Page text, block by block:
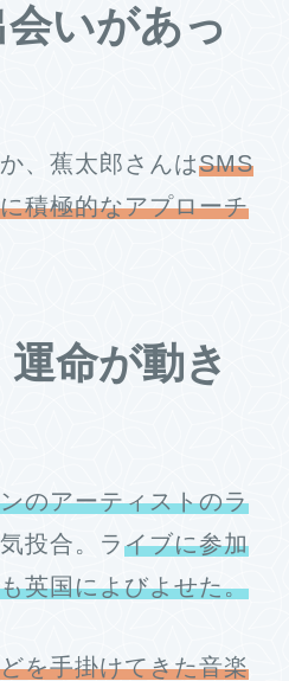
いがあっ
、蕉太郎さんはSMS
積極的なアプローチ
命が動き
のアーティストのラ
投合。ライブに参加
英国によびよせた。
を手掛けてきた音楽